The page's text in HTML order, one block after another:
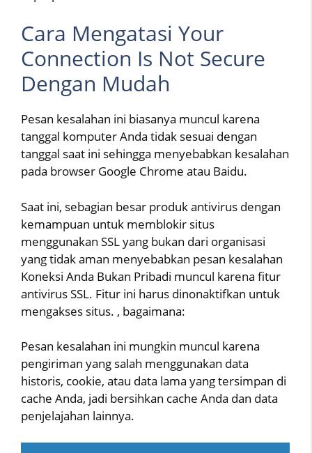
Cara Mengatasi Your
Connection Is Not Secure
Dengan Mudah
Pesan kesalahan ini biasanya muncul karena
tanggal komputer Anda tidak sesuai dengan
tanggal saat ini sehingga menyebabkan kesalahan
pada browser Google Chrome atau Baidu.
Saat ini, sebagian besar produk antivirus dengan
kemampuan untuk memblokir situs
menggunakan SSL yang bukan dari organisasi
yang tidak aman menyebabkan pesan kesalahan
Koneksi Anda Bukan Pribadi muncul karena fitur
antivirus SSL. Fitur ini harus dinonaktifkan untuk
mengakses situs. , bagaimana:
Pesan kesalahan ini mungkin muncul karena
pengiriman yang salah menggunakan data
historis, cookie, atau data lama yang tersimpan di
cache Anda, jadi bersihkan cache Anda dan data
penjelajahan lainnya.